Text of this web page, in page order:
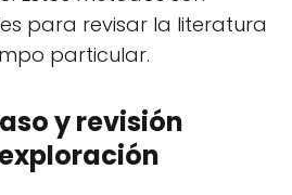
para revisar la literatura
particular.
y revisión